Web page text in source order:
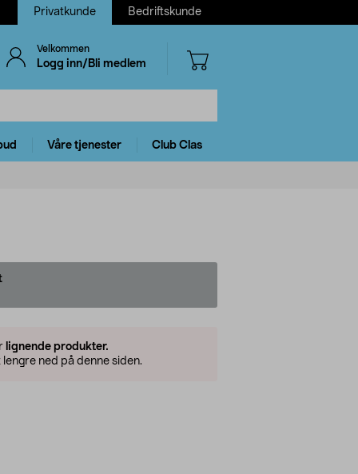
Privatkunde Bedriftskunde
Velkommen
Logg inn/Bli medlem
Våre tjenester Club Clas
lignende produkter.
ned på denne siden.